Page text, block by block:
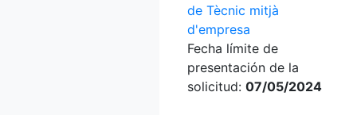
de Tècnic mitjà
d'empresa
Fecha límite de
presentación de la
solicitud: 07/05/2024